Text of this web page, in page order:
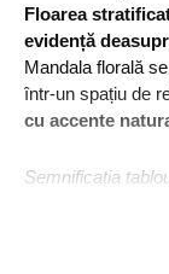
Floarea
evidență
Mandala florală
într-un spațiu de
cu accente
Semnificația
forța vitală, în